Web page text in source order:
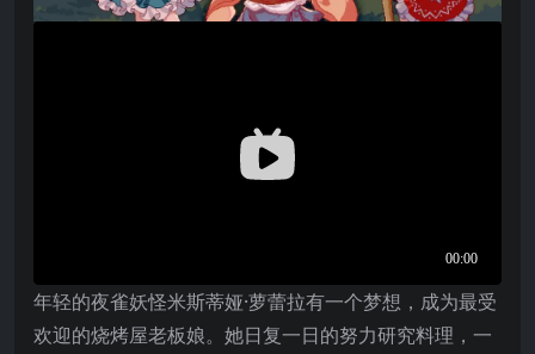
年轻的夜雀妖怪米斯蒂娅·萝蕾拉有一个梦想，成为最受
欢迎的烧烤屋老板娘。她日复一日的努力研究料理，一